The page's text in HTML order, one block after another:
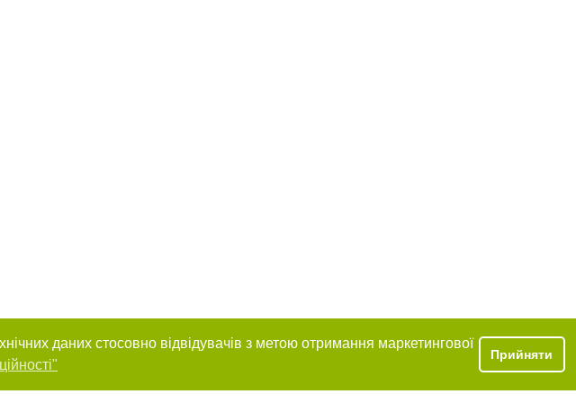
даних стосовно відвідувачів з метою отримання маркетингової
Прийняти